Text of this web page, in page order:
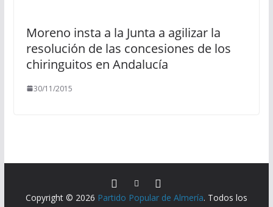
Moreno insta a la Junta a agilizar la
resolución de las concesiones de los
chiringuitos en Andalucía
30/11/2015
Copyright © 2026 Partido Popular de Almería. Todos los